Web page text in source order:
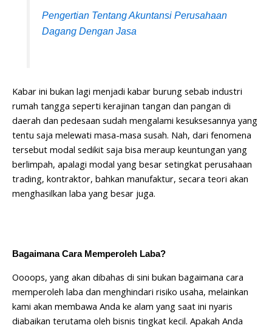
Pengertian Tentang Akuntansi Perusahaan
Dagang Dengan Jasa
Kabar ini bukan lagi menjadi kabar burung sebab industri
rumah tangga seperti kerajinan tangan dan pangan di
daerah dan pedesaan sudah mengalami kesuksesannya yang
tentu saja melewati masa-masa susah. Nah, dari fenomena
tersebut modal sedikit saja bisa meraup keuntungan yang
berlimpah, apalagi modal yang besar setingkat perusahaan
trading, kontraktor, bahkan manufaktur, secara teori akan
menghasilkan laba yang besar juga.
Bagaimana Cara Memperoleh Laba?
Oooops, yang akan dibahas di sini bukan bagaimana cara
memperoleh laba dan menghindari risiko usaha, melainkan
kami akan membawa Anda ke alam yang saat ini nyaris
diabaikan terutama oleh bisnis tingkat kecil. Apakah Anda